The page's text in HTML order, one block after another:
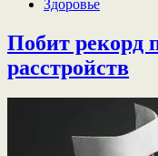
Здоровье
Побит рекорд
расстройств